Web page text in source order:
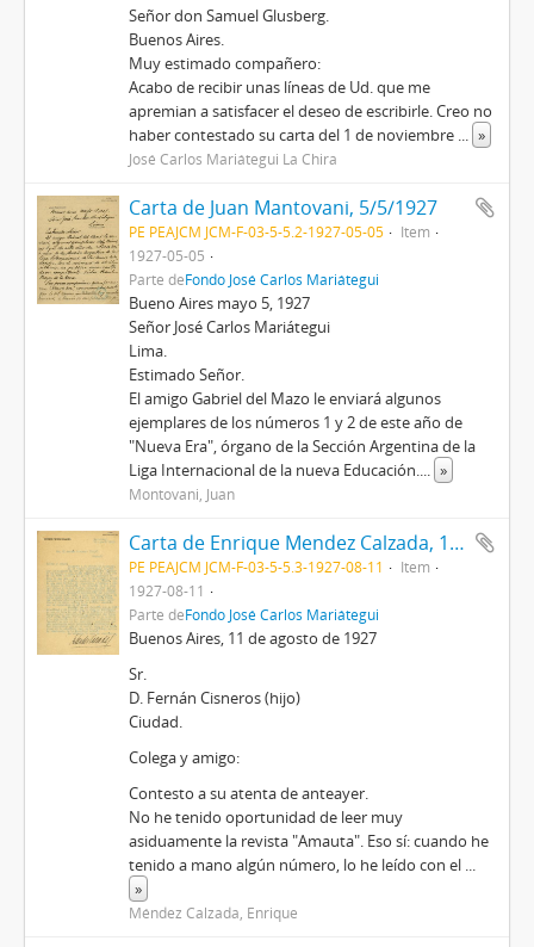
Señor don Samuel Glusberg.
Buenos Aires.
Muy estimado compañero:
Acabo de recibir unas líneas de Ud. que me
apremian a satisfacer el deseo de escribirle. Creo no
haber contestado su carta del 1 de noviembre ... »
José Carlos Mariátegui La Chira
Carta de Juan Mantovani, 5/5/1927
PE PEAJCM JCM-F-03-5-5.2-1927-05-05
Item
1927-05-05
Parte deFondo José Carlos Mariátegui
Bueno Aires mayo 5, 1927
Señor José Carlos Mariátegui
Lima.
Estimado Señor.
El amigo Gabriel del Mazo le enviará algunos
ejemplares de los números 1 y 2 de este año de
"Nueva Era", órgano de la Sección Argentina de la
Liga Internacional de la nueva Educación.... »
Montovani, Juan
Carta de Enrique Mendez Calzada, 11/8/1927
PE PEAJCM JCM-F-03-5-5.3-1927-08-11
Item
1927-08-11
Parte deFondo José Carlos Mariátegui
Buenos Aires, 11 de agosto de 1927
Sr.
D. Fernán Cisneros (hijo)
Ciudad.
Colega y amigo:
Contesto a su atenta de anteayer.
No he tenido oportunidad de leer muy
asiduamente la revista "Amauta". Eso sí: cuando he
tenido a mano algún número, lo he leído con el ...
»
Méndez Calzada, Enrique